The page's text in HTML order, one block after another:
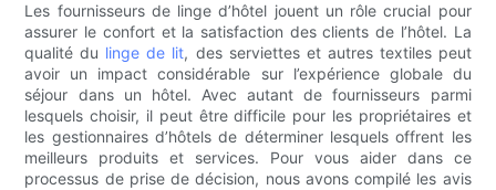
Les fournisseurs de linge d’hôtel jouent un rôle crucial pour
assurer le confort et la satisfaction des clients de l’hôtel. La
qualité du linge de lit, des serviettes et autres textiles peut
avoir un impact considérable sur l’expérience globale du
séjour dans un hôtel. Avec autant de fournisseurs parmi
lesquels choisir, il peut être difficile pour les propriétaires et
les gestionnaires d’hôtels de déterminer lesquels offrent les
meilleurs produits et services. Pour vous aider dans ce
processus de prise de décision, nous avons compilé les avis